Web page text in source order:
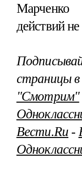
действий
страницы в
"Смотрим"
Вести.Ru ‐